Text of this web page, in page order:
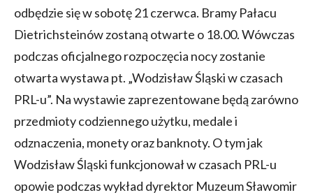
odbędzie się w sobotę 21 czerwca. Bramy Pałacu
Dietrichsteinów zostaną otwarte o 18.00. Wówczas
podczas oficjalnego rozpoczęcia nocy zostanie
otwarta wystawa pt. „Wodzisław Śląski w czasach
PRL-u”. Na wystawie zaprezentowane będą zarówno
przedmioty codziennego użytku, medale i
odznaczenia, monety oraz banknoty. O tym jak
Wodzisław Śląski funkcjonował w czasach PRL-u
opowie podczas wykład dyrektor Muzeum Sławomir